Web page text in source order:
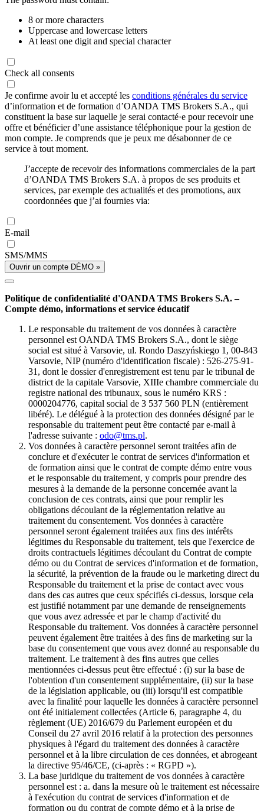
8 or more characters
Uppercase and lowercase letters
At least one digit and special character
Check all consents
Je confirme avoir lu et accepté les conditions générales du service
d’information et de formation d’OANDA TMS Brokers S.A., qui
constituent la base sur laquelle je serai contacté·e pour recevoir une
offre et bénéficier d’une assistance téléphonique pour la gestion de
mon compte. Je comprends que je peux me désabonner de ce
service à tout moment.
J’accepte de recevoir des informations commerciales de la part
d’OANDA TMS Brokers S.A. à propos de ses produits et
services, par exemple des actualités et des promotions, aux
coordonnées que j’ai fournies via:
E-mail
SMS/MMS
Ouvrir un compte DÉMO »
Politique de confidentialité d'OANDA TMS Brokers S.A. –
Compte démo, informations et service éducatif
Le responsable du traitement de vos données à caractère
personnel est OANDA TMS Brokers S.A., dont le siège
social est situé à Varsovie, ul. Rondo Daszyńskiego 1, 00-843
Varsovie, NIP (numéro d'identification fiscale) : 526-275-91-
31, dont le dossier d'enregistrement est tenu par le tribunal de
district de la capitale Varsovie, XIIIe chambre commerciale du
registre national des tribunaux, sous le numéro KRS :
0000204776, capital social de 3 537 560 PLN (entièrement
libéré). Le délégué à la protection des données désigné par le
responsable du traitement peut être contacté par e-mail à
l'adresse suivante : odo@tms.pl.
Vos données à caractère personnel seront traitées afin de
conclure et d'exécuter le contrat de services d'information et
de formation ainsi que le contrat de compte démo entre vous
et le responsable du traitement, y compris pour prendre des
mesures à la demande de la personne concernée avant la
conclusion de ces contrats, ainsi que pour remplir les
obligations découlant de la réglementation relative au
traitement du consentement. Vos données à caractère
personnel seront également traitées aux fins des intérêts
légitimes du Responsable du traitement, tels que l'exercice de
droits contractuels légitimes découlant du Contrat de compte
démo ou du Contrat de services d'information et de formation,
la sécurité, la prévention de la fraude ou le marketing direct du
Responsable du traitement et la prise de contact avec vous
dans des cas autres que ceux spécifiés ci-dessus, lorsque cela
est justifié notamment par une demande de renseignements
que vous avez adressée et par le champ d'activité du
Responsable du traitement. Vos données à caractère personnel
peuvent également être traitées à des fins de marketing sur la
base du consentement que vous avez donné au responsable du
traitement. Le traitement à des fins autres que celles
mentionnées ci-dessus peut être effectué : (i) sur la base de
l'obtention d'un consentement supplémentaire, (ii) sur la base
de la législation applicable, ou (iii) lorsqu'il est compatible
avec la finalité pour laquelle les données à caractère personnel
ont été initialement collectées (Article 6, paragraphe 4, du
règlement (UE) 2016/679 du Parlement européen et du
Conseil du 27 avril 2016 relatif à la protection des personnes
physiques à l'égard du traitement des données à caractère
personnel et à la libre circulation de ces données, et abrogeant
la directive 95/46/CE, (ci-après : « RGPD »).
La base juridique du traitement de vos données à caractère
personnel est : a. dans la mesure où le traitement est nécessaire
à l'exécution du contrat de services d'information et de
formation ou du contrat de compte démo et à la prise de